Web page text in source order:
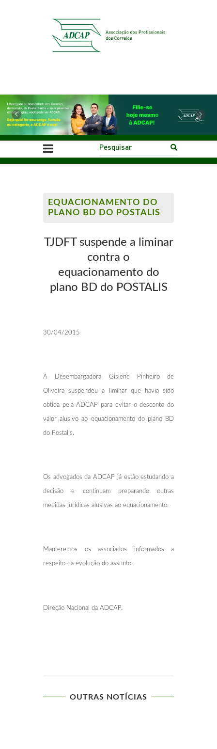
Previous Next
EQUACIONAMENTO DO
PLANO BD DO POSTALIS
TJDFT suspende a liminar
contra o
equacionamento do
plano BD do POSTALIS
30/04/2015
A Desembargadora Gislene Pinheiro de
Oliveira suspendeu a liminar que havia sido
obtida pela ADCAP para evitar o desconto do
valor alusivo ao equacionamento do plano BD
do Postalis.
Os advogados da ADCAP já estão estudando a
decisão e continuam preparando outras
medidas jurídicas alusivas ao equacionamento.
Manteremos os associados informados a
respeito da evolução do assunto.
Direção Nacional da ADCAP.
OUTRAS NOTÍCIAS